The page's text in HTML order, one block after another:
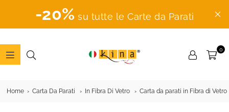
-20% su tutte le Carte da Parati
0
Home Carta Da Parati In Fibra Di Vetro Carta da parati in Fibra di Vetro